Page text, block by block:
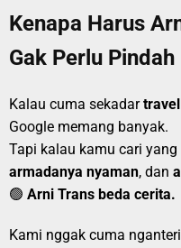
Kenapa Harus
Gak Perlu
Kalau cuma sekadar
Google memang banyak.
Tapi kalau kamu cari yang
armadanya nyaman, dan
🟢 Arni Trans beda cerita.
Kami nggak cuma